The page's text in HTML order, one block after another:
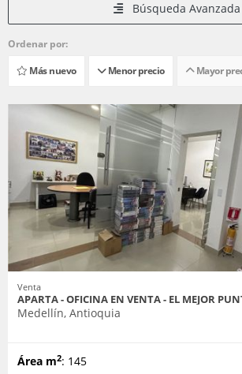
Búsqueda Avanzada
Ordenar por:
Más nuevo
Menor precio Mayor
Venta
APARTA - OFICINA EN VENTA - EL MEJOR
Medellín, Antioquia
Área m2: 145